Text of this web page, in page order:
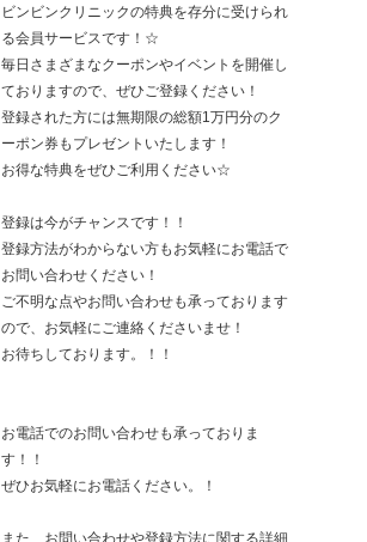
ビンビンクリニックの特典を存分に受けられ
る会員サービスです！☆
毎日さまざまなクーポンやイベントを開催し
ておりますので、ぜひご登録ください！
登録された方には無期限の総額1万円分のク
ーポン券もプレゼントいたします！
お得な特典をぜひご利用ください☆
登録は今がチャンスです！！
登録方法がわからない方もお気軽にお電話で
お問い合わせください！
ご不明な点やお問い合わせも承っております
ので、お気軽にご連絡くださいませ！
お待ちしております。！！
お電話でのお問い合わせも承っておりま
す！！
ぜひお気軽にお電話ください。！
また、お問い合わせや登録方法に関する詳細